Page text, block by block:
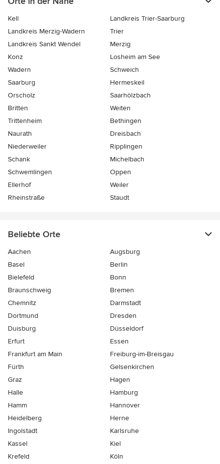
Kell
Landkreis Trier-Saarburg
Landkreis Merzig-Wadern
Trier
Landkreis Sankt Wendel
Merzig
Konz
Losheim am See
Wadern
Schweich
Saarburg
Hermeskeil
Orscholz
Saarhölzbach
Britten
Weiten
Trittenheim
Bethingen
Naurath
Dreisbach
Niederweiler
Ripplingen
Schank
Michelbach
Schwemlingen
Oppen
Ellerhof
Weiler
Rheinstraße
Staudt
Beliebte Orte
Aachen
Augsburg
Basel
Berlin
Bielefeld
Bonn
Braunschweig
Bremen
Chemnitz
Darmstadt
Dortmund
Dresden
Duisburg
Düsseldorf
Erfurt
Essen
Frankfurt am Main
Freiburg-im-Breisgau
Fürth
Gelsenkirchen
Graz
Hagen
Halle
Hamburg
Hamm
Hannover
Heidelberg
Herne
Ingolstadt
Karlsruhe
Kassel
Kiel
Krefeld
Köln